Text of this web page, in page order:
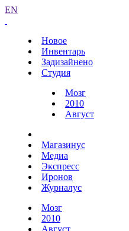
EN
Новое
Инвентарь
Задизайнено
Студия
Мозг
2010
Август
Магазинус
Медиа
Экспресс
Иронов
Журналус
Мозг
2010
Август